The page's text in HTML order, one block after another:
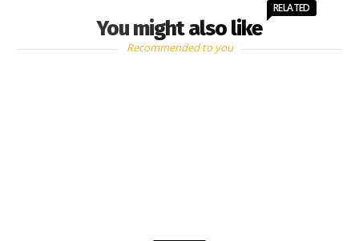
You might also like
RELATED
Recommended to you